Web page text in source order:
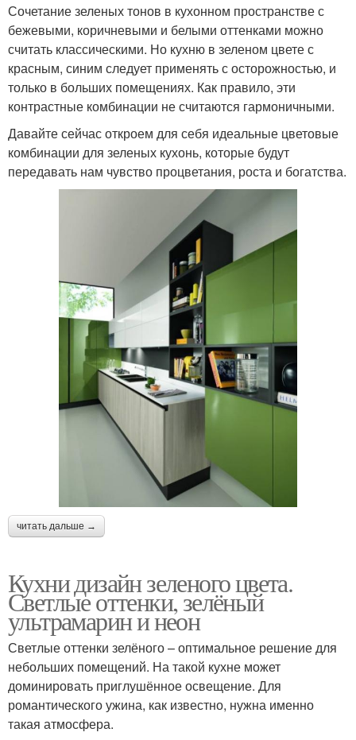
Сочетание зеленых тонов в кухонном пространстве с
бежевыми, коричневыми и белыми оттенками можно
считать классическими. Но кухню в зеленом цвете с
красным, синим следует применять с осторожностью, и
только в больших помещениях. Как правило, эти
контрастные комбинации не считаются гармоничными.
Давайте сейчас откроем для себя идеальные цветовые
комбинации для зеленых кухонь, которые будут
передавать нам чувство процветания, роста и богатства.
читать дальше →
Кухни дизайн зеленого цвета.
Светлые оттенки, зелёный
ультрамарин и неон
Светлые оттенки зелёного – оптимальное решение для
небольших помещений. На такой кухне может
доминировать приглушённое освещение. Для
романтического ужина, как известно, нужна именно
такая атмосфера.